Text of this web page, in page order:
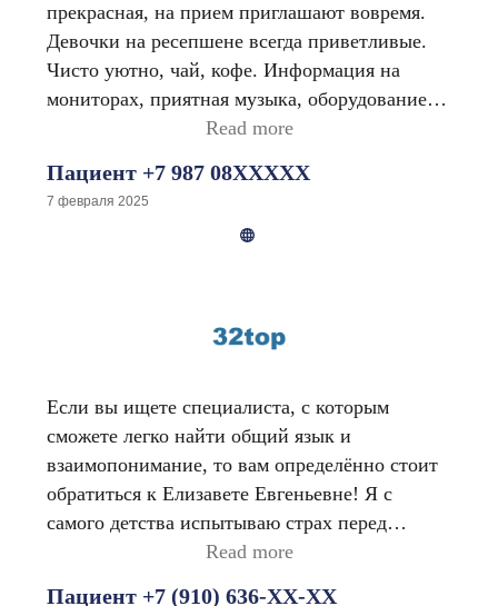
прекрасная, на прием приглашают вовремя.
Девочки на ресепшене всегда приветливые.
Чисто уютно, чай, кофе. Информация на
мониторах, приятная музыка, оборудование
на высшем уровне, цены не кусаются. Я
Read more
Пациент +7 987 08XXXXX
7 февраля 2025
Если вы ищете специалиста, с которым
сможете легко найти общий язык и
взаимопонимание, то вам определённо стоит
обратиться к Елизавете Евгеньевне! Я с
самого детства испытываю страх перед
стоматологами и стараюсь избегать их, но
Read more
Пациент +7 (910) 636-XX-XX